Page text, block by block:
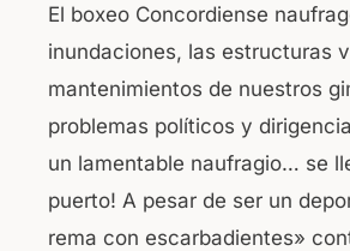
El boxeo Concordiense
inundaciones, las estructuras
mantenimientos de nuestros
problemas políticos y
un lamentable naufragio… se
puerto! A pesar de ser un
rema con escarbadientes»